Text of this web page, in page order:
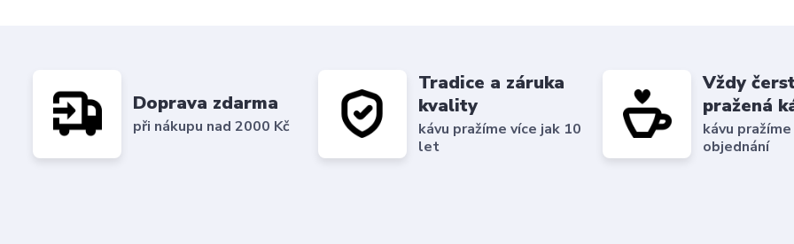
Doprava zdarma
při nákupu nad 2000 Kč
Tradice a záruka
kvality
kávu pražíme více jak 10
let
Vždy
pražená
kávu
objednání